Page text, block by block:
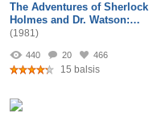
The Adventures of Sherlock
Holmes and Dr. Watson:…
(1981)
440 20 466
15 balsis